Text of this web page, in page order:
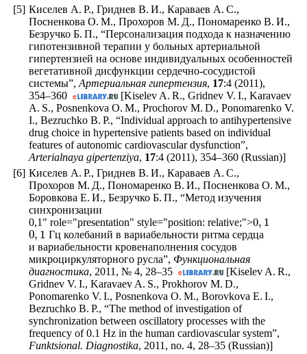
[5] Киселев А. Р., Гриднев В. И., Караваев А. С.,
Посненкова О. М., Прохоров М. Д., Пономаренко В. И.,
Безручко Б. П., “Персонализация подхода к назначению
гипотензивной терапии у больных артериальной
гипертензией на основе индивидуальных особенностей
вегетативной дисфункции сердечно-сосудистой
системы”, Артериальная гипертензия, 17:4 (2011),
354–360
[Kiselev A. R., Gridnev V. I., Karavaev
A. S., Posnenkova O. M., Prochorov M. D., Ponomarenko V.
I., Bezruchko B. P., “Individual approach to antihypertensive
drug choice in hypertensive patients based on individual
features of autonomic cardiovascular dysfunction”,
Arterialnaya gipertenziya, 17:4 (2011), 354–360 (Russian)]
[6] Киселев А. Р., Гриднев В. И., Караваев А. С.,
Прохоров М. Д., Пономаренко В. И., Посненкова О. М.,
Боровкова Е. И., Безручко Б. П., “Метод изучения
синхронизации
0,1 " role="presentation" style="position: relative;">0, 1
0, 1 Гц колебаний в вариабельности ритма сердца
и вариабельности кровенаполнения сосудов
микроциркуляторного русла”, Функциональная
диагностика, 2011, № 4, 28–35
[Kiselev A. R.,
Gridnev V. I., Karavaev A. S., Prokhorov M. D.,
Ponomarenko V. I., Posnenkova O. M., Borovkova E. I.,
Bezruchko B. P., “The method of investigation of
synchronization between oscillatory processes with the
frequency of 0.1 Hz in the human cardiovascular system”,
Funktsional. Diagnostika, 2011, no. 4, 28–35 (Russian)]